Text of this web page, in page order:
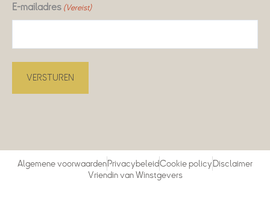
E-mailadres (Vereist)
Algemene voorwaardenPrivacybeleidCookie policyDisclaimer
Vriendin van Winstgevers